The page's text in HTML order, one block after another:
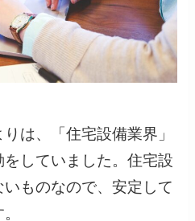
は、「住宅設備業界」
していました。住宅設
ものなので、安定して